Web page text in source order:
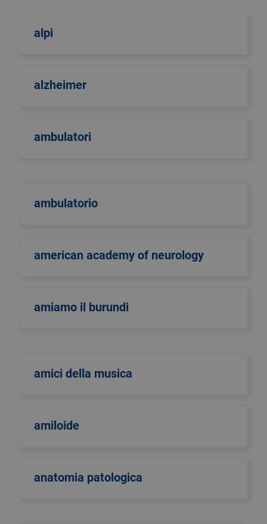
alpi
alzheimer
ambulatori
ambulatorio
american academy of neurology
amiamo il burundi
amici della musica
amiloide
anatomia patologica